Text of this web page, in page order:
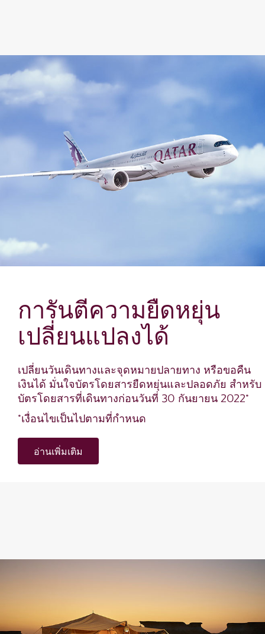
การันตีความยืดหยุ่น
เปลี่ยนแปลงได้
เปลี่ยนวันเดินทางและจุดหมายปลายทาง หรือขอคืน
เงินได้ มั่นใจบัตรโดยสารยืดหยุ่นและปลอดภัย สำหรับ
บัตรโดยสารที่เดินทางก่อนวันที่ 30 กันยายน 2022*
*เงื่อนไขเป็นไปตามที่กำหนด
อ่านเพิ่มเติม